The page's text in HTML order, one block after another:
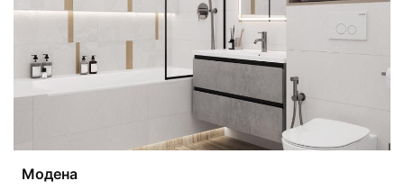
Модена